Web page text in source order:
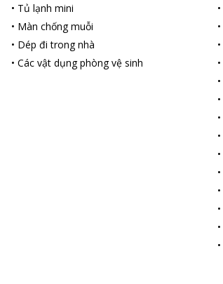
• Tủ lạnh mini
• Màn chống muỗi
• Dép đi trong nhà
•Các vật dụng phòng vệ sinh
•
•
•
•
•
•
•
•
•
•
•
•
•
•